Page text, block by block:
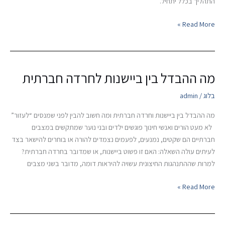
Read More »
מה ההבדל בין ביישנות לחרדה חברתית
בלוג/
admin
מה ההבדל בין ביישנות וחרדה חברתית ומה חשוב להבין לפני שמנסים “לעזור”
לא מעט הורים ואנשי חינוך פוגשים ילדים ובני נוער שמתקשים במצבים
חברתיים הם שקטים, נמנעים, לפעמים נצמדים להורה או בוחרים להישאר בצד
לעיתים עולה השאלה: האם זו פשוט ביישנות, או שמדובר בחרדה חברתית?
למרות שההתנהגות החיצונית עשויה להיראות דומה, מדובר בשני מצבים
מה
בין
לחרדה
Read More »